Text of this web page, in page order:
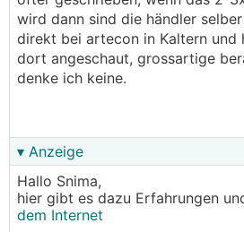
gehen ;).
Hab's beim Händler gekauft,
bzw. auch zutun vom
sich eh alle, wenn schon
hat's je nach Fliese zwischen
er meine Frau zweimal einen
aushält hat er sich's eh
Wenn die nicht mit sich reden
preislich wirklich ums doppelte
wird dann sind die händler
direkt bei artecon in Kaltern und
dort angeschaut, grossartige
denke ich keine.
▾ Anzeige
Hallo Snima,
hier gibt es dazu Erfahrungen
dem Internet